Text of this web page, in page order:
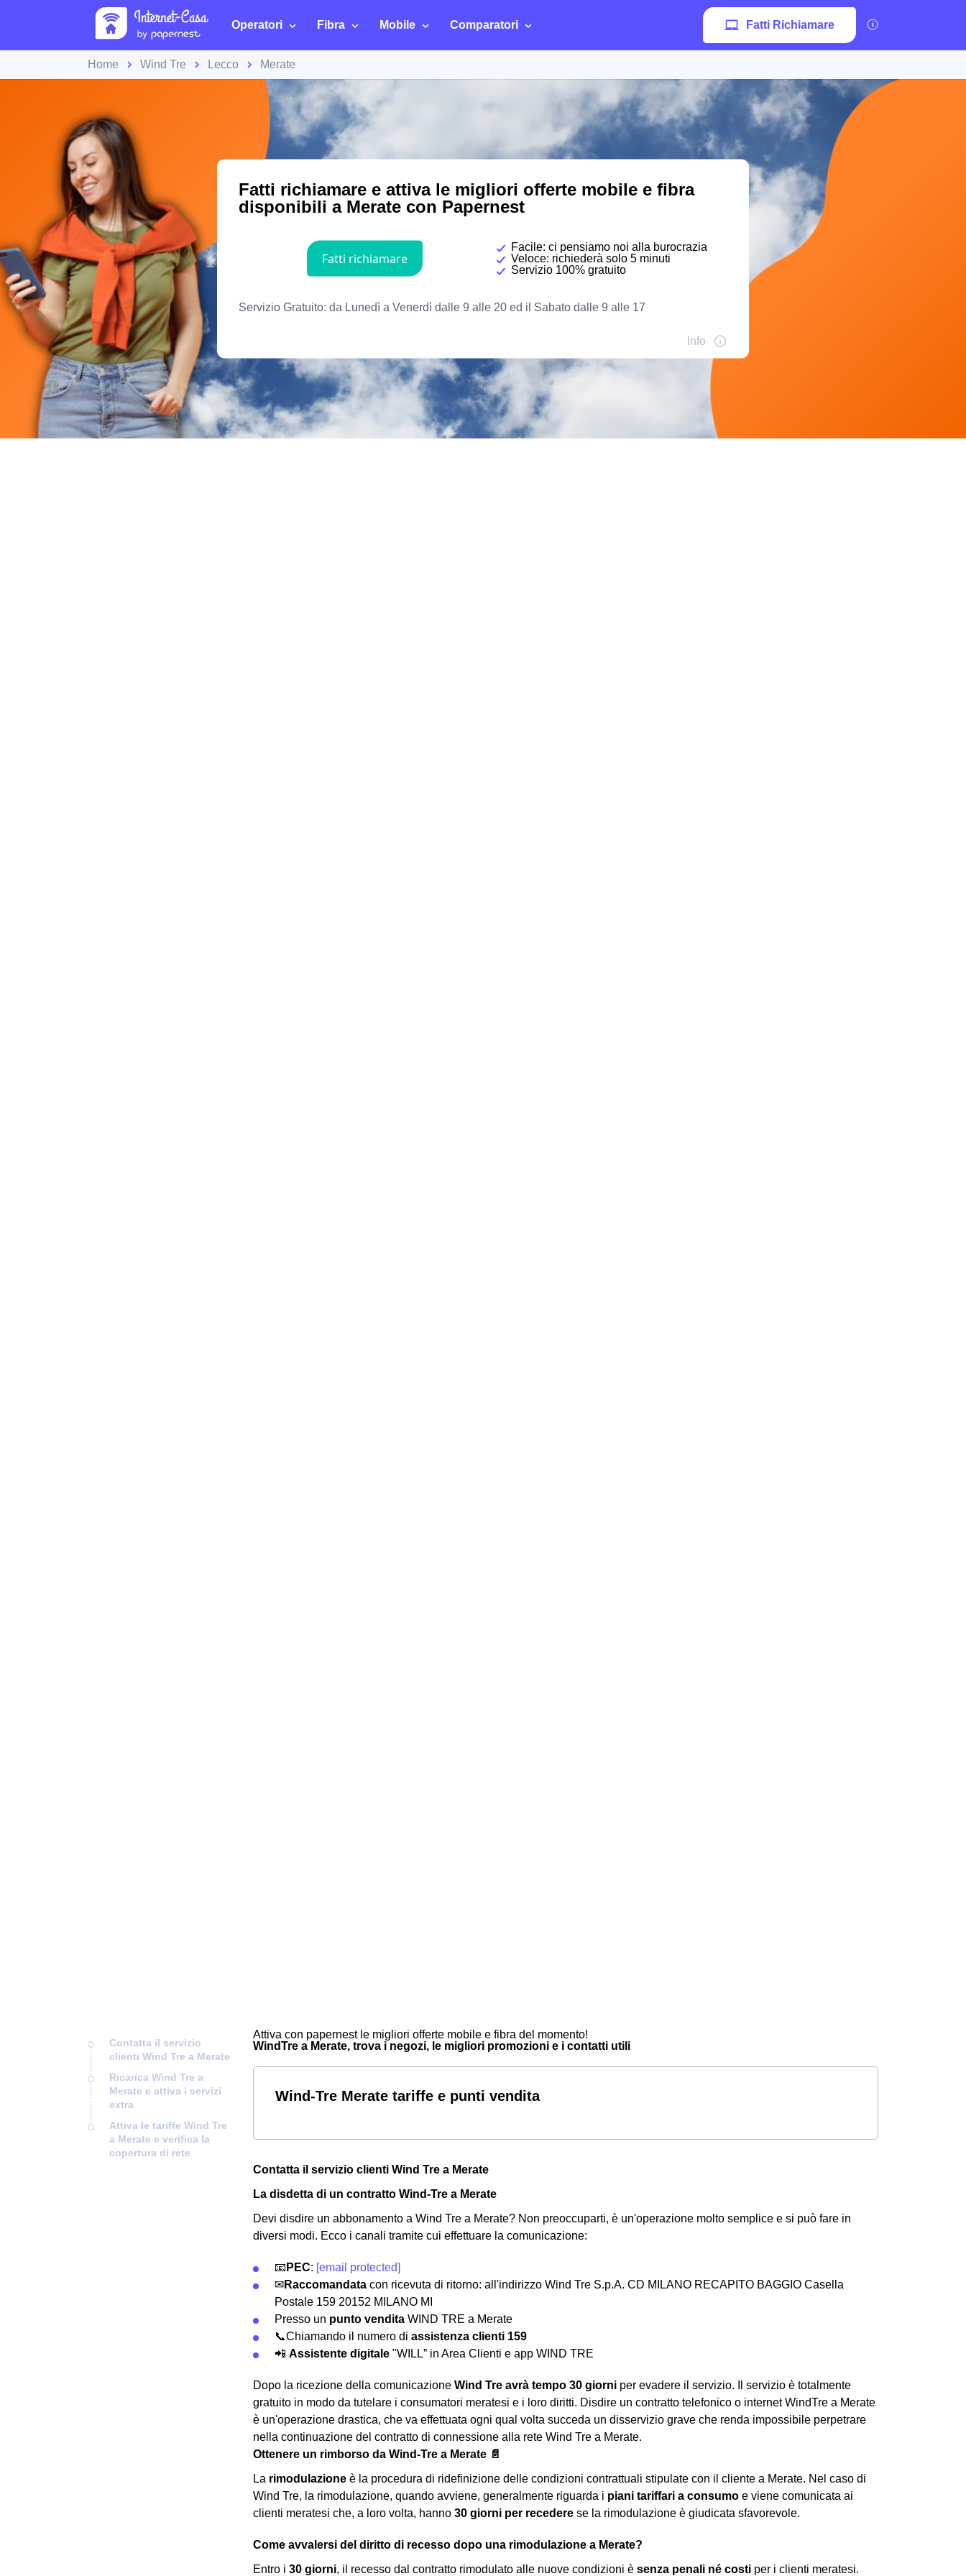
Operatori Fibra Mobile Comparatori Fatti Richiamare
Home Wind Tre Lecco Merate
Contatta il servizio
clienti Wind Tre a Merate
Ricarica Wind Tre a
Merate e attiva i servizi
extra
Attiva le tariffe Wind Tre
a Merate e verifica la
copertura di rete
Attiva con papernest le migliori offerte mobile e fibra del momento!
WindTre a Merate, trova i negozi, le migliori promozioni e i contatti utili
Wind-Tre Merate tariffe e punti vendita
Contatta il servizio clienti Wind Tre a Merate
La disdetta di un contratto Wind-Tre a Merate
Devi disdire un abbonamento a Wind Tre a Merate? Non preoccuparti, è un'operazione molto semplice e si può fare in
diversi modi. Ecco i canali tramite cui effettuare la comunicazione:
📧 PEC: [email protected]
✉Raccomandata con ricevuta di ritorno: all'indirizzo Wind Tre S.p.A. CD MILANO RECAPITO BAGGIO Casella
Postale 159 20152 MILANO MI
Presso un punto vendita WIND TRE a Merate
📞Chiamando il numero di assistenza clienti 159
📲 Assistente digitale "WILL” in Area Clienti e app WIND TRE
Dopo la ricezione della comunicazione Wind Tre avrà tempo 30 giorni per evadere il servizio. Il servizio è totalmente
gratuito in modo da tutelare i consumatori meratesi e i loro diritti. Disdire un contratto telefonico o internet WindTre a Merate
è un'operazione drastica, che va effettuata ogni qual volta succeda un disservizio grave che renda impossibile perpetrare
nella continuazione del contratto di connessione alla rete Wind Tre a Merate.
Ottenere un rimborso da Wind-Tre a Merate 📄
La rimodulazione è la procedura di ridefinizione delle condizioni contrattuali stipulate con il cliente a Merate. Nel caso di
Wind Tre, la rimodulazione, quando avviene, generalmente riguarda i piani tariffari a consumo e viene comunicata ai
clienti meratesi che, a loro volta, hanno 30 giorni per recedere se la rimodulazione è giudicata sfavorevole.
Come avvalersi del diritto di recesso dopo una rimodulazione a Merate?
Entro i 30 giorni, il recesso dal contratto rimodulato alle nuove condizioni è senza penali né costi per i clienti meratesi.